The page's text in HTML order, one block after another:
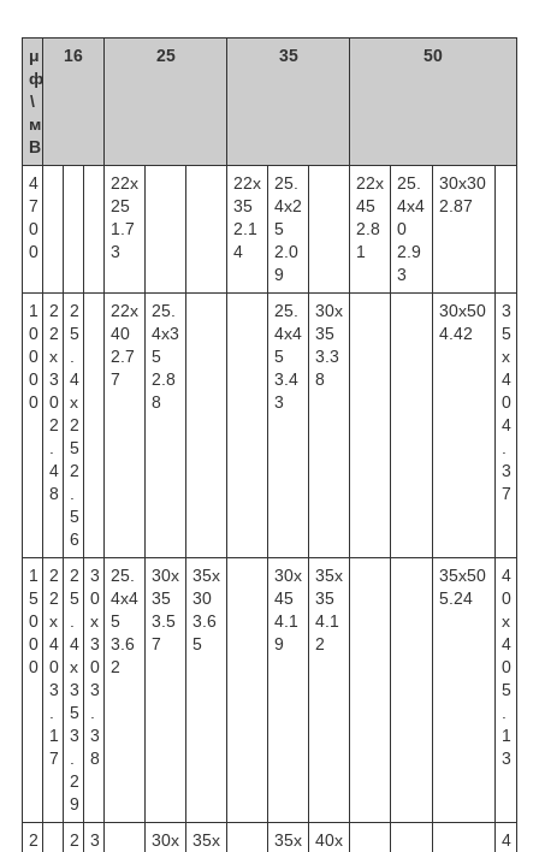
μ
ф
\
м
В
16 25 35 50
4
7
0
0
22x
25
1.7
3
22x
35
2.1
4
25.
4x2
5
2.0
9
22x
45
2.8
1
25.
4x4
0
2.9
3
30x30
2.87
1
0
0
0
0
2
2
x
3
0
2
4
8
2
5
4
x
2
5
2
5
6
22x
40
2.7
7
25.
4x3
5
2.8
8
25.
4x4
5
3.4
3
30x
35
3.3
8
30x50
4.42
3
5
x
4
0
4
3
7
1
5
0
0
0
2
2
x
4
0
3
1
7
2
5
4
x
3
5
3
2
9
3
0
x
3
0
3
3
8
25.
4x4
5
3.6
2
30x
35
3.5
7
35x
30
3.6
5
30x
45
4.1
9
35x
35
4.1
2
35x50
5.24
4
0
x
4
0
5
1
3
2
2
3
30x
35x
35x
40x
4